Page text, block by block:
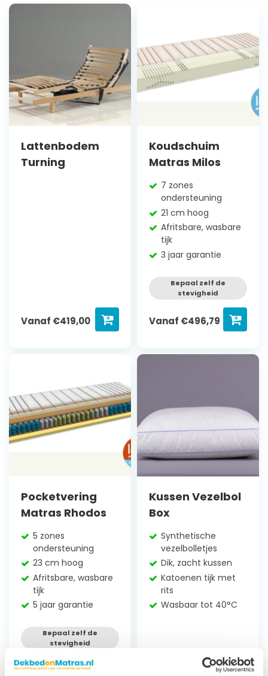
Lattenbodem
Turning
Vanaf €419,00
Koudschuim
Matras Milos
7 zones
ondersteuning
21 cm hoog
Afritsbare, wasbare
tijk
3 jaar garantie
Bepaal zelf de
stevigheid
Vanaf €496,79
Pocketvering
Matras Rhodos
5 zones
ondersteuning
23 cm hoog
Afritsbare, wasbare
tijk
5 jaar garantie
Bepaal zelf de
stevigheid
Vanaf€560,84
Kussen Vezelbol
Box
Synthetische
vezelbolletjes
Dik, zacht kussen
Katoenen tijk met
rits
Wasbaar tot 40°C
27,95